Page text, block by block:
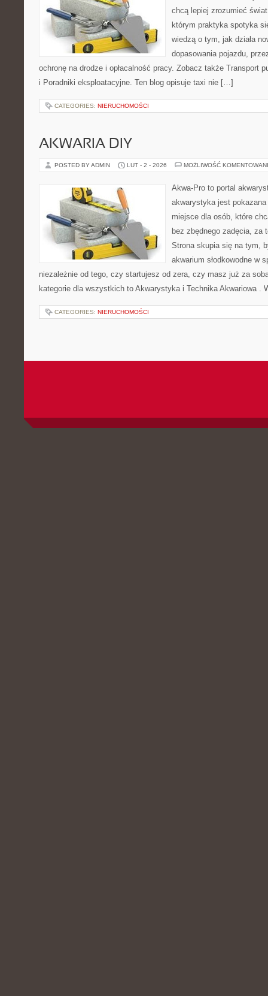
chcą lepiej zrozumieć
którym praktyka spotyka
wiedzą o tym, jak działa
dopasowania pojazdu,
ochronę na drodze i opłacalność pracy. Zobacz także Transport
i Poradniki eksploatacyjne. Ten blog opisuje taxi nie […]
CATEGORIES: NIERUCHOMOŚCI
AKWARIA DIY
POSTED BY ADMIN LUT - 2 - 2026 MOŻLIWOŚĆ
Akwa-Pro to portal
akwarystyka jest
miejsce dla osób, które
bez zbędnego zadęcia, za
Strona skupia się na tym,
akwarium słodkowodne w
niezależnie od tego, czy startujesz od zera, czy masz już za
kategorie dla wszystkich to Akwarystyka i Technika Akwariowa .
CATEGORIES: NIERUCHOMOŚCI